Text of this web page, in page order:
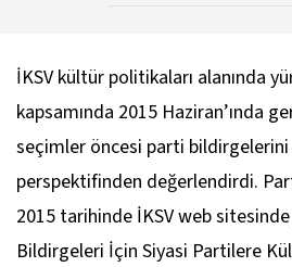
İKSV kültür politikaları alanında
kapsamında 2015 Haziran’ında
seçimler öncesi parti
perspektifinden değerlendirdi.
2015 tarihinde İKSV web
Bildirgeleri İçin Siyasi Partilere